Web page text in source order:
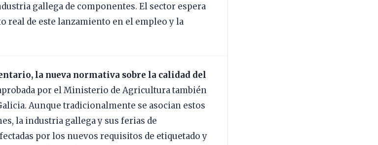
gallega de componentes. El sector espera
real de este lanzamiento en el empleo y la
la nueva normativa sobre la calidad del
por el Ministerio de Agricultura también
Aunque tradicionalmente se asocian estos
la industria gallega y sus ferias de
por los nuevos requisitos de etiquetado y